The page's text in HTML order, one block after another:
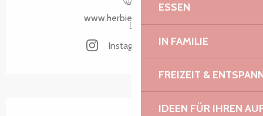
ESSEN
IN FAMILIE
FREIZEIT &
IDEEN FÜR IHREN
www.herbiersiodes.com
Instagram Seite